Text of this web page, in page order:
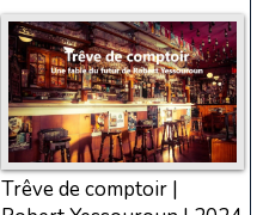
Trêve de comptoir |